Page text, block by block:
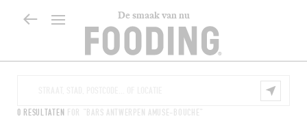
De smaak van nu
0 RESULTATEN FOR "BARS ANTWERPEN AMUSE-BOUCHE"